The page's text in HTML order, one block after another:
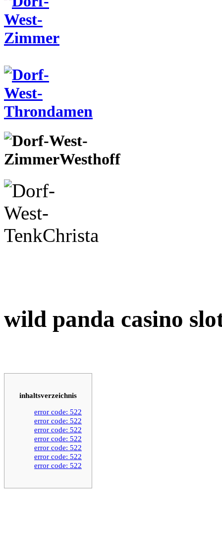
wild panda casino
inhaltsverzeichnis
error code: 522
error code: 522
error code: 522
error code: 522
error code: 522
error code: 522
error code: 522